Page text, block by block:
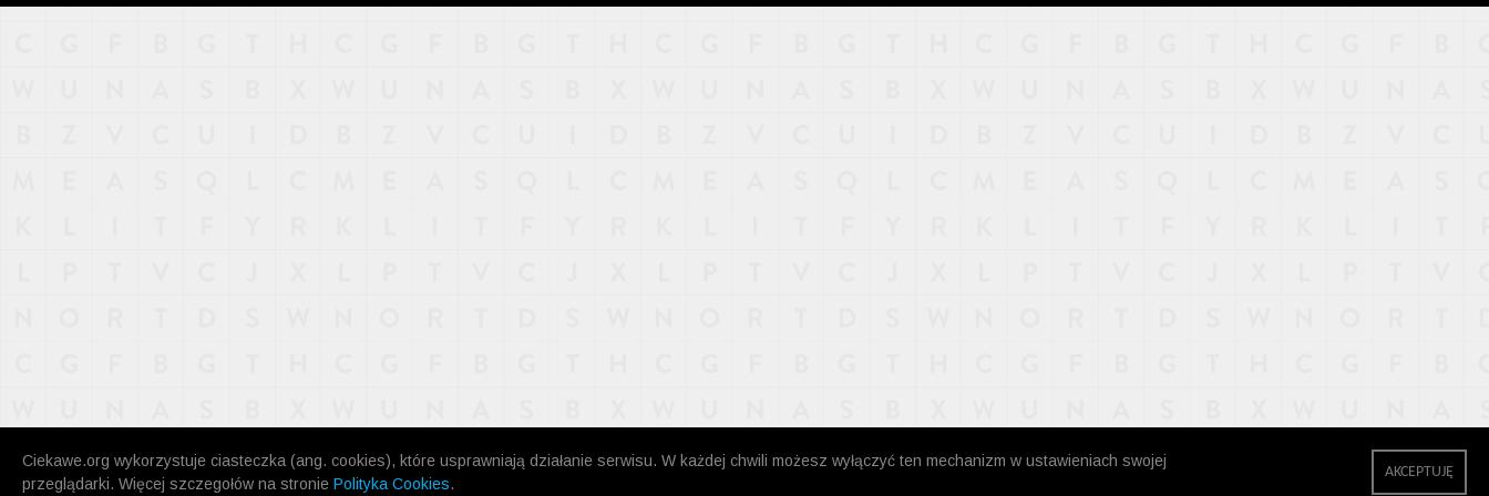
Ciekawe.org wykorzystuje ciasteczka (ang. cookies), które usprawniają działanie serwisu. W każdej chwili możesz wyłączyć ten mechanizm w ustawieniach swojej
przeglądarki. Więcej szczegołów na stronie Polityka Cookies.
AKCEPTUJĘ
KONTAKT